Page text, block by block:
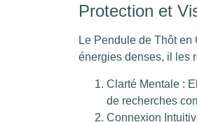
Protection et
Le Pendule de Thôt en
énergies denses, il les
Clarté Mentale :
de recherches
Connexion